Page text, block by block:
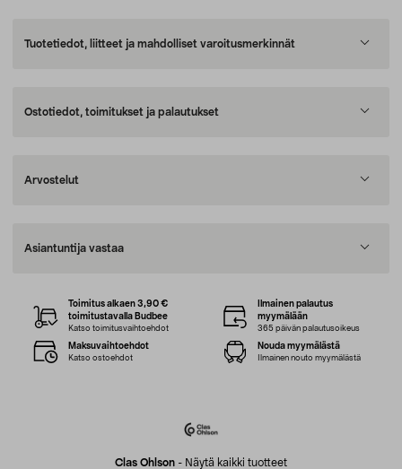
Tuotetiedot, liitteet ja mahdolliset varoitusmerkinnät
Ostotiedot, toimitukset ja palautukset
Arvostelut
Asiantuntija vastaa
Clas Ohlson - Näytä kaikki tuotteet
Toimitus alkaen 3,90 €
toimitustavalla Budbee
Katso toimitusvaihtoehdot
Ilmainen palautus
myymälään
365 päivän palautusoikeus
Maksuvaihtoehdot
Katso ostoehdot
Nouda myymälästä
Ilmainen nouto myymälästä